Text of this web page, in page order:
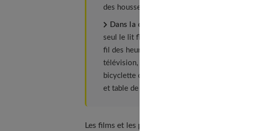
des housses ou des tiroirs, du linge de lit,
Dans la chambre
seul le lit flanqué de deux tables de nuit,
fil des heures, votre chambre se transforme
télévision, vous gagneriez en sérénité à
bicyclette d'appartement ou autre stepper et
et table de repassage.
Les films et les programmes que l'on voit à la